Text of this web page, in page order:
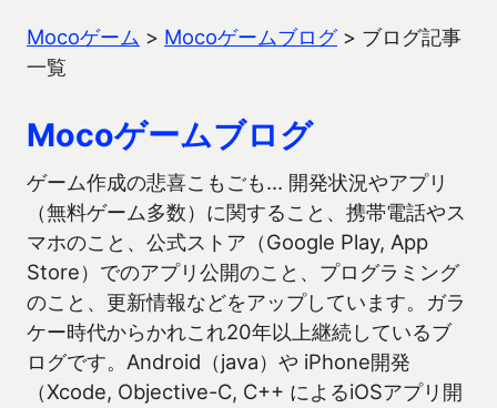
Mocoゲーム > Mocoゲームブログ> ブログ記事
一覧
Mocoゲームブログ
ゲーム作成の悲喜こもごも… 開発状況やアプリ
（無料ゲーム多数）に関すること、携帯電話やス
マホのこと、公式ストア（Google Play, App
Store）でのアプリ公開のこと、プログラミング
のこと、更新情報などをアップしています。ガラ
ケー時代からかれこれ20年以上継続しているブ
ログです。Android（java）や iPhone開発
（Xcode, Objective-C, C++ によるiOSアプリ開